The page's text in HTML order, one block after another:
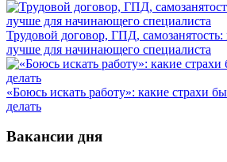
Трудовой договор, ГПД,
лучше для начинающего специалиста
«Боюсь искать работу»: какие страхи
делать
Вакансии дня